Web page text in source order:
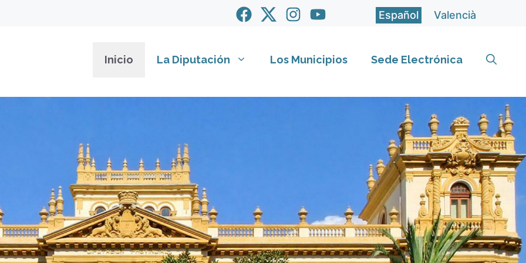
Español Valencià
Inicio La Diputación Los Municipios Sede Electrónica